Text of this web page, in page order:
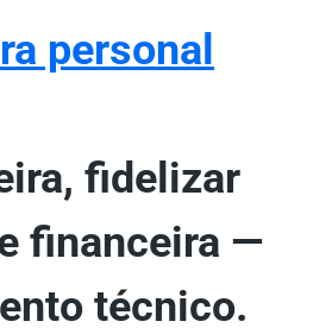
personal
fidelizar
financeira —
técnico.